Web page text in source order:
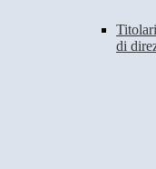
di